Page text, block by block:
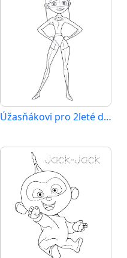
Úžasňákovi pro 2leté děti